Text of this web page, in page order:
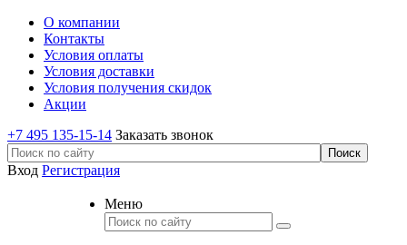
О компании
Контакты
Условия оплаты
Условия доставки
Условия получения скидок
Акции
+7 495 135-15-14 Заказать звонок
Вход Регистрация
Меню